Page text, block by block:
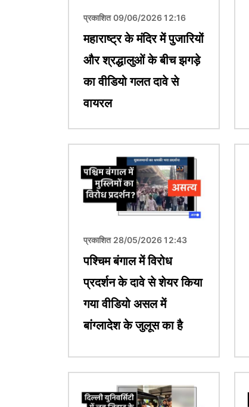
प्रकाशित 09/06/2026 12:16
महाराष्ट्र के मंदिर में पुजारियों
और श्रद्धालुओं के बीच झगड़े
का वीडियो गलत दावे से
वायरल
प्रकाशित 28/05/2026 12:43
पश्चिम बंगाल में विरोध
प्रदर्शन के दावे से शेयर किया
गया वीडियो असल में
बांग्लादेश के जुलूस का है